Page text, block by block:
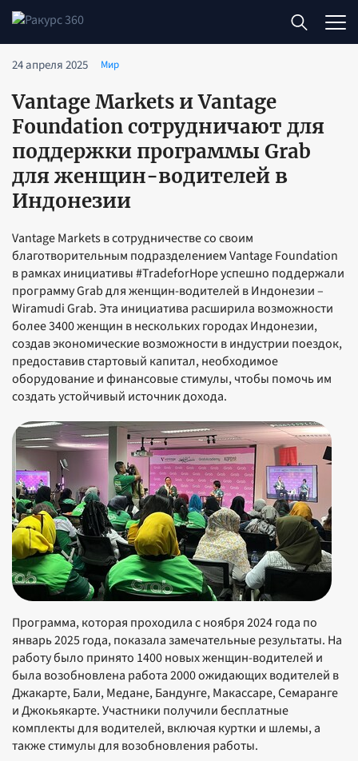
24 апреля 2025 Мир
Vantage Markets и Vantage
Foundation сотрудничают для
поддержки программы Grab
для женщин-водителей в
Индонезии
Vantage Markets в сотрудничестве со своим
благотворительным подразделением Vantage Foundation
в рамках инициативы #TradeforHope успешно поддержали
программу Grab для женщин-водителей в Индонезии –
Wiramudi Grab. Эта инициатива расширила возможности
более 3400 женщин в нескольких городах Индонезии,
создав экономические возможности в индустрии поездок,
предоставив стартовый капитал, необходимое
оборудование и финансовые стимулы, чтобы помочь им
создать устойчивый источник дохода.
Программа, которая проходила с ноября 2024 года по
январь 2025 года, показала замечательные результаты. На
работу было принято 1400 новых женщин-водителей и
была возобновлена работа 2000 ожидающих водителей в
Джакарте, Бали, Медане, Бандунге, Макассаре, Семаранге
и Джокьякарте. Участники получили бесплатные
комплекты для водителей, включая куртки и шлемы, а
также стимулы для возобновления работы.